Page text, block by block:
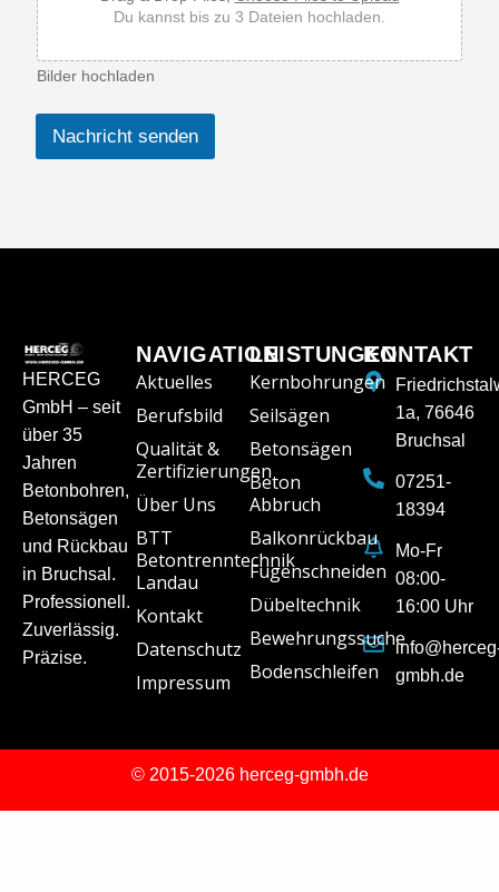
t
N
r
.
Du kannst bis zu 3 Dateien hochladen.
Bilder hochladen
Nachricht senden
HERCEG
GmbH – seit
über 35
Jahren
Betonbohren,
Betonsägen
und Rückbau
in Bruchsal.
Professionell.
Zuverlässig.
Präzise.
NAVIGATION
Aktuelles
Berufsbild
Qualität &
Zertifizierungen
Über Uns
BTT
Betontrenntechnik
Landau
Kontakt
Datenschutz
Impressum
LEISTUNGEN
Kernbohrungen
Seilsägen
Betonsägen
Beton
Abbruch
Balkonrückbau
Fugenschneiden
Dübeltechnik
Bewehrungssuche
Bodenschleifen
KONTAKT
1a, 76646
Bruchsal
07251-
18394
Mo-Fr
08:00-
16:00 Uhr
gmbh.de
© 2015-2026 herceg-gmbh.de